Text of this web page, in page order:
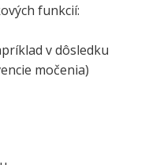
funkcií:
v dôsledku
močenia)